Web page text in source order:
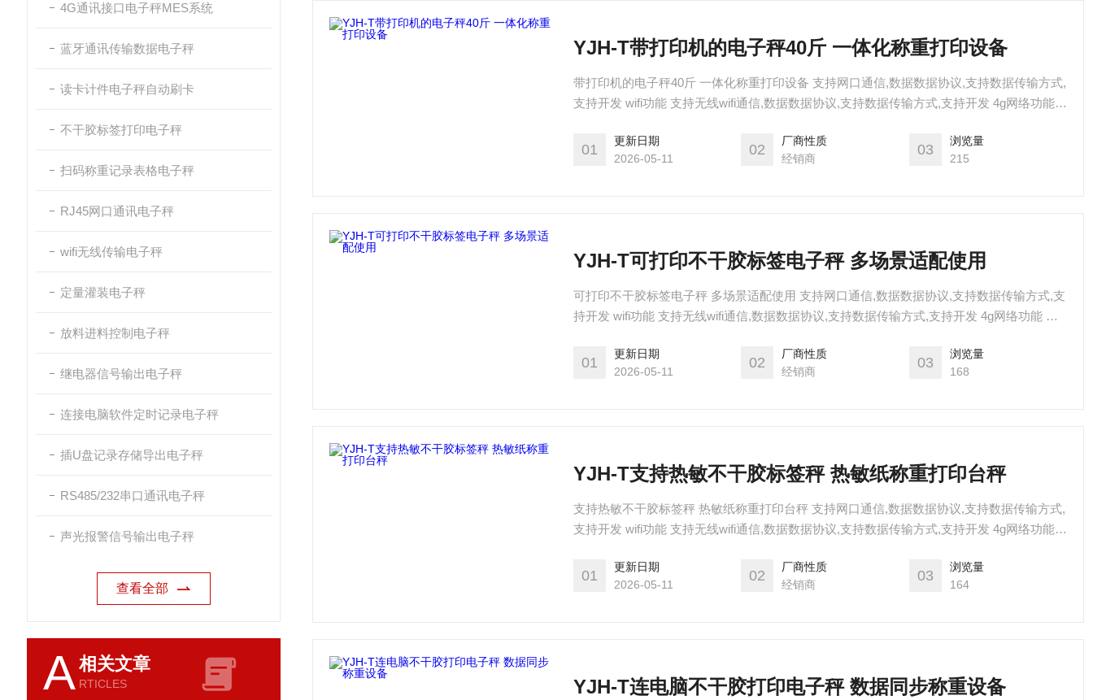
4G通讯接口电子秤MES系统
蓝牙通讯传输数据电子秤
读卡计件电子秤自动刷卡
不干胶标签打印电子秤
扫码称重记录表格电子秤
RJ45网口通讯电子秤
wifi无线传输电子秤
定量灌装电子秤
放料进料控制电子秤
继电器信号输出电子秤
连接电脑软件定时记录电子秤
插U盘记录存储导出电子秤
RS485/232串口通讯电子秤
声光报警信号输出电子秤
查看全部
A相关文章
RTICLES
YJH-T带打印机的电子秤40斤 一体化称重打印设备
带打印机的电子秤40斤 一体化称重打印设备 支持网口通信,数据数据协议,支持数据传输方式,
支持开发 wifi功能 支持无线wifi通信,数据数据协议,支持数据传输方式,支持开发 4g网络功能
01
更新日期
2026-05-11
02
厂商性质
经销商
03
浏览量
215
YJH-T可打印不干胶标签电子秤 多场景适配使用
可打印不干胶标签电子秤 多场景适配使用 支持网口通信,数据数据协议,支持数据传输方式,支
持开发 wifi功能 支持无线wifi通信,数据数据协议,支持数据传输方式,支持开发 4g网络功能 支
01
更新日期
2026-05-11
02
厂商性质
经销商
03
浏览量
168
YJH-T支持热敏不干胶标签秤 热敏纸称重打印台秤
支持热敏不干胶标签秤 热敏纸称重打印台秤 支持网口通信,数据数据协议,支持数据传输方式,
支持开发 wifi功能 支持无线wifi通信,数据数据协议,支持数据传输方式,支持开发 4g网络功能
01
更新日期
2026-05-11
02
厂商性质
经销商
03
浏览量
164
YJH-T连电脑不干胶打印电子秤 数据同步称重设备